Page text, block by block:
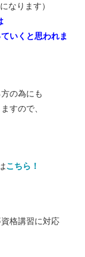
なります）
いくと思われま
の為にも
すので、
こちら！
格講習に対応